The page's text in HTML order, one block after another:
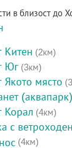
в близост до
Китен (2км)
Юг (3км)
Якото място
(аквапарк)
Корал (4км)
с
(4км)